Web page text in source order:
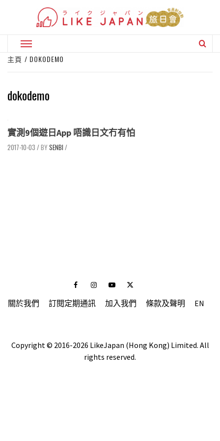
Primary
Menu
主頁 DOKODEMO
dokodemo
實測9個遊日App 唔識日文冇有怕
2017-10-03 / SENBI /
FacebookInstagramYoutubeTwitter
關於我們 訂閱定期通訊 加入我們 條款及聲明 EN
Copyright © 2016-2026 LikeJapan (Hong Kong) Limited. All
rights reserved.